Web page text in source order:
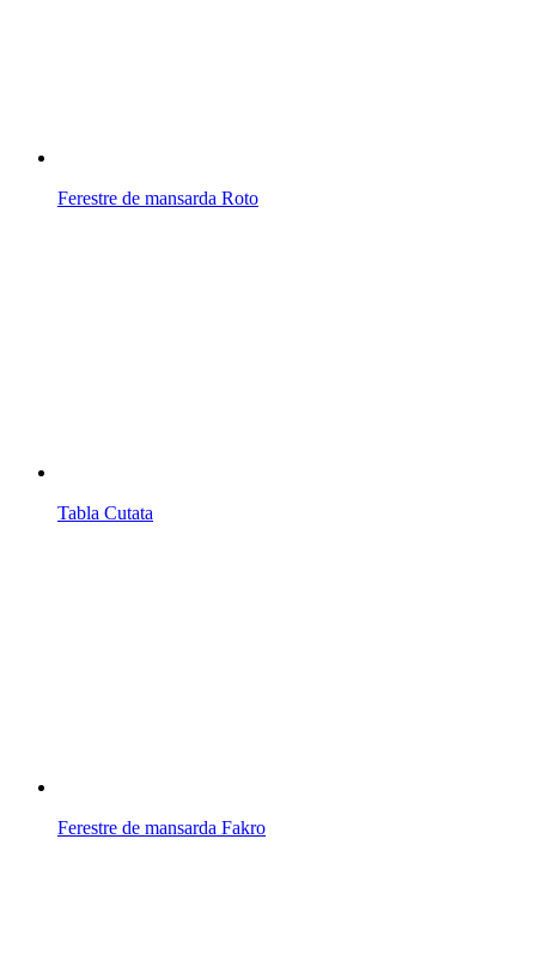
Ferestre de mansarda Roto
Tabla Cutata
Ferestre de mansarda Fakro